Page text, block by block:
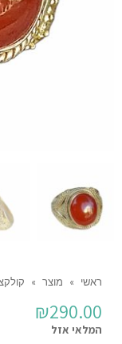
ראשי » מוצר »
₪290.00
המלאי אזל